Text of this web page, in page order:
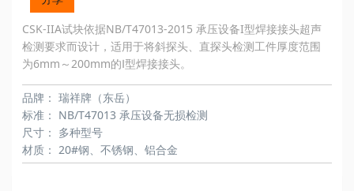
CSK-IIA试块依据NB/T47013-2015 承压设备I型焊接接头超声
检测要求而设计，适用于将斜探头、直探头检测工件厚度范围
为6mm～200mm的Ⅰ型焊接接头。
品牌： 瑞祥牌（东岳）
标准： NB/T47013 承压设备无损检测
尺寸： 多种型号
材质： 20#钢、不锈钢、铝合金